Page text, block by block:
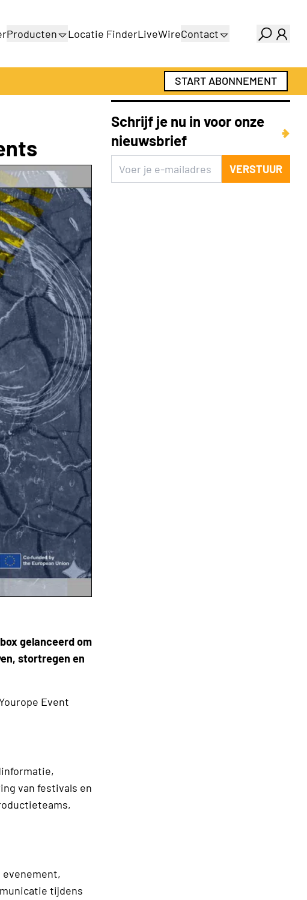
Producten
Locatie FinderLiveWireContact
Adverteren
Abonnementen
START ABONNEMENT
gelanceerd om
stortregen en
Event
van festivals en
evenement,
tijdens
Schrijf je nu in voor onze
nieuwsbrief
VERSTUUR